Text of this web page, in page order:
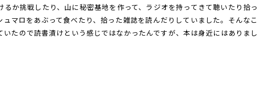
るか挑戦したり、山に秘密基地を作って、ラジオを持ってきて聴いたり拾っ
ュマロをあぶって食べたり、拾った雑誌を読んだりしていました。そんなこ
いたので読書漬けという感じではなかったんですが、本は身近にはありまし